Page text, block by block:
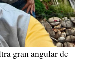
gran angular de